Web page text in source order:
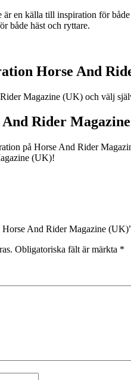
en källa till inspiration för
både häst och ryttare.
Horse And
Magazine (UK) och välj
Rider
på Horse And Rider
(UK)!
Horse And Rider Magazine
Obligatoriska fält är märkta *